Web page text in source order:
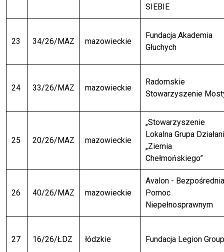
SIEBIE
23 34/26/MAZ mazowieckie
Fundacja Akademia
Głuchych
24 33/26/MAZ mazowieckie
Radomskie
Stowarzyszenie
25 20/26/MAZ mazowieckie
„Stowarzyszenie
Lokalna Grupa
„Ziemia
Chełmońskiego”
26 40/26/MAZ mazowieckie
Avalon - Bezpośrednia
Pomoc
Niepełnosprawnym
27 16/26/ŁDZ łódzkie Fundacja Legion Group